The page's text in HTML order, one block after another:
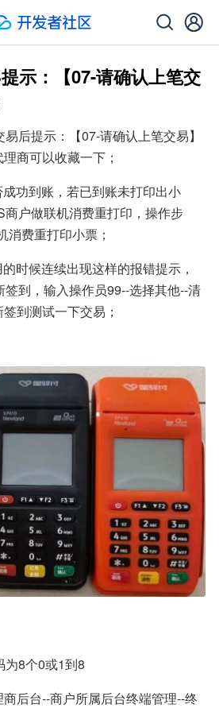
示：【07-请确认上笔交
后提示：【07-请确认上笔交易】
商可以收藏一下；
功到账，若已到账未打印出小
户做联机消费重打印，操作步
消费重打印小票；
时候连续出现这样的报错提示，
到，输入操作员99--选择其他--清
到测试一下交易；
为8个0或1到8
后台--商户所属后台终端管理--终